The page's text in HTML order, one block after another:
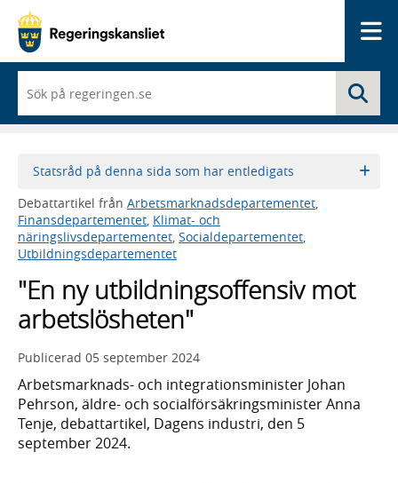
du
börjar
skriva
framträder
lista
med
sökförslag
Statsråd på denna sida som har entledigats
Debattartikel från Arbetsmarknadsdepartementet
Finansdepartementet Klimat- och
näringslivsdepartementet Socialdepartementet
Utbildningsdepartementet
"En ny utbildningsoffensiv mot
arbetslösheten"
Publicerad 05 september 2024
Arbetsmarknads- och integrationsminister Johan
Pehrson, äldre- och socialförsäkringsminister Anna
Tenje, debattartikel, Dagens industri, den 5
september 2024.